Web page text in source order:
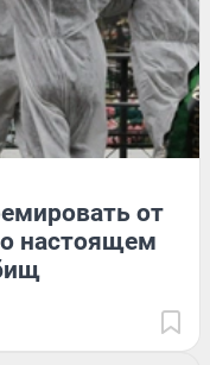
от
настоящем